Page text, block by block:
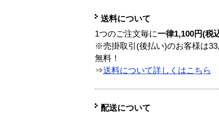
送料について
1つのご注文毎に一律1,100円(税
※売掛取引(後払い)のお客様は
無料！
⇒送料について詳しくはこちら
配送について